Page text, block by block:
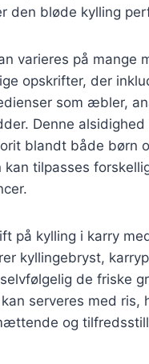
den bløde kylling
varieres på mange
opskrifter, der
som æbler,
Denne alsidighed
blandt både børn
kan tilpasses
på kylling i karry
kyllingebryst,
de friske
serveres med ris,
og